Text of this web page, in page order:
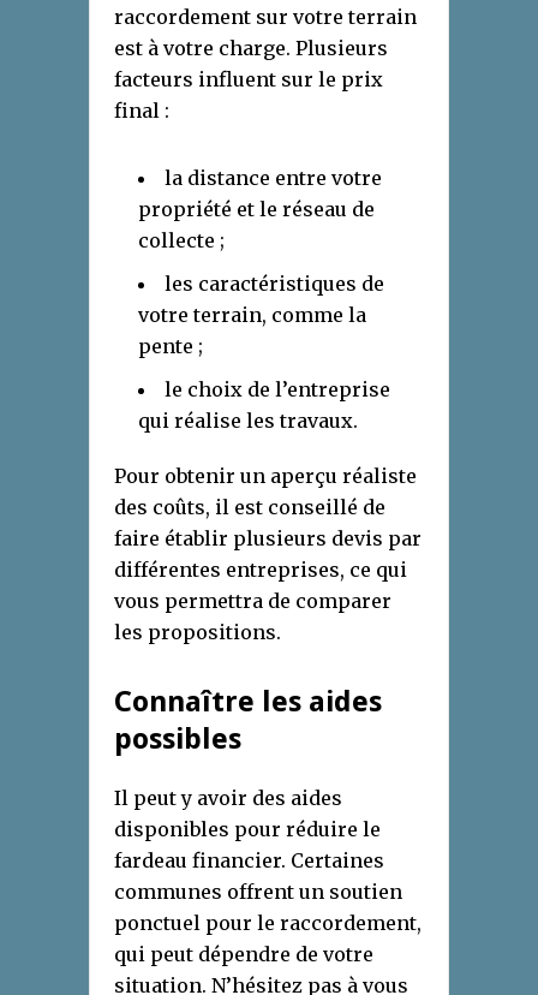
raccordement sur votre terrain
est à votre charge. Plusieurs
facteurs influent sur le prix
final :
la distance entre votre
propriété et le réseau de
collecte ;
les caractéristiques de
votre terrain, comme la
pente ;
le choix de l’entreprise
qui réalise les travaux.
Pour obtenir un aperçu réaliste
des coûts, il est conseillé de
faire établir plusieurs devis par
différentes entreprises, ce qui
vous permettra de comparer
les propositions.
Connaître les aides
possibles
Il peut y avoir des aides
disponibles pour réduire le
fardeau financier. Certaines
communes offrent un soutien
ponctuel pour le raccordement,
qui peut dépendre de votre
situation. N’hésitez pas à vous